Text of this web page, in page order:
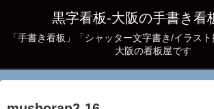
黒字看板‐大阪の手書き看
「手書き看板」「シャッター文字書き/イラス
大阪の看板屋です